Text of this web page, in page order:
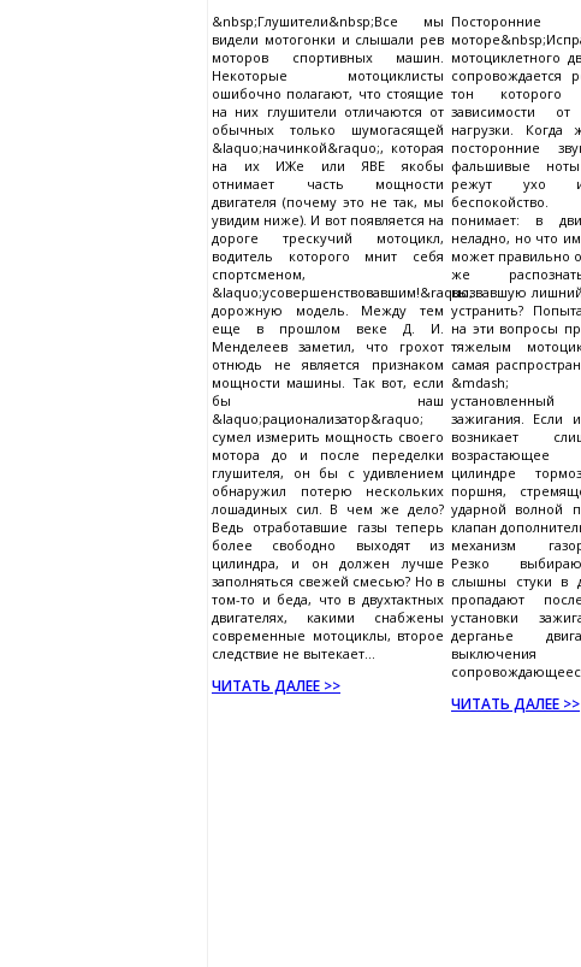
&nbsp;Глушители&nbsp;Все мы
видели мотогонки и слышали рев
моторов спортивных машин.
Некоторые мотоциклисты
ошибочно полагают, что стоящие
на них глушители отличаются от
обычных только шумогасящей
&laquo;начинкой&raquo;, которая
на их ИЖе или ЯВЕ якобы
отнимает часть мощности
двигателя (почему это не так, мы
увидим ниже). И вот появляется на
дороге трескучий мотоцикл,
водитель которого мнит себя
спортсменом,
&laquo;усовершенствовавшим!&raquo;
дорожную модель. Между тем
еще в прошлом веке Д. И.
Менделеев заметил, что грохот
отнюдь не является признаком
мощности машины. Так вот, если
бы наш
&laquo;рационализатор&raquo;
сумел измерить мощность своего
мотора до и после переделки
глушителя, он бы с удивлением
обнаружил потерю нескольких
лошадиных сил. В чем же дело?
Ведь отработавшие газы теперь
более свободно выходят из
цилиндра, и он должен лучше
заполняться свежей смесью? Но в
том-то и беда, что в двухтактных
двигателях, какими снабжены
современные мотоциклы, второе
следствие не вытекает...
ЧИТАТЬ ДАЛЕЕ >>
мотоциклетного
сопровождается
тон которого
зависимости
нагрузки. Когда
посторонние
фальшивые
режут ухо
понимает: в
неладно, но что
может правильно
же
вызвавшую
устранить?
на эти вопросы
тяжелым
самая
&mdash;
зажигания. Если
возникает
цилиндре
поршня,
ударной волной
клапан
механизм
Резко
слышны стуки в
пропадают
установки
дерганье
выключения
ЧИТАТЬ ДАЛЕЕ >>